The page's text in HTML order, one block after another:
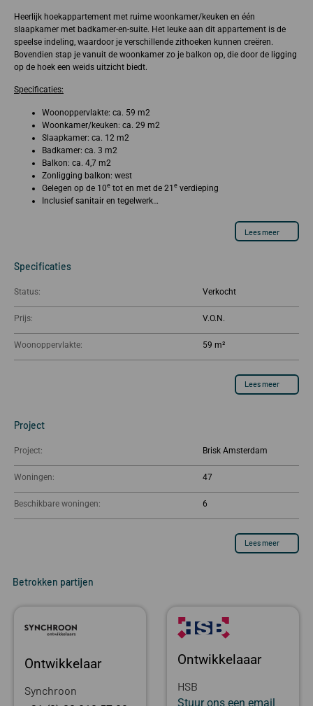
Heerlijk hoekappartement met ruime woonkamer/keuken en één
slaapkamer met badkamer-en-suite. Het leuke aan dit appartement is de
speelse indeling, waardoor je verschillende zithoeken kunnen creëren.
Bovendien stap je vanuit de woonkamer zo je balkon op, die door de ligging
op de hoek een weids uitzicht biedt.
Specificaties:
Woonoppervlakte: ca. 59 m2
Woonkamer/keuken: ca. 29 m2
Slaapkamer: ca. 12 m2
Badkamer: ca. 3 m2
Balkon: ca. 4,7 m2
Zonligging balkon: west
Gelegen op de 10e tot en met de 21 e verdieping
Inclusief sanitair en tegelwerk…
Lees meer
Specificaties
Status: Verkocht
Prijs:
Woonoppervlakte: 59 m²
Lees meer
Project
Project: Brisk Amsterdam
Woningen: 47
Beschikbare woningen: 6
Lees meer
Betrokken partijen
Ontwikkelaar
Synchroon
Ontwikkelaaar
HSB
Stuur ons een email